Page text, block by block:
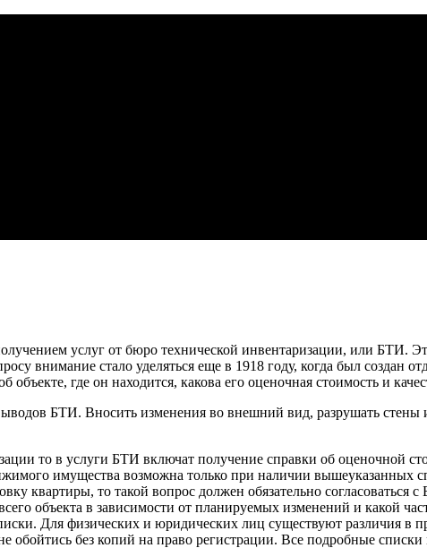
услуг от бюро технической инвентаризации, или БТИ.
внимание стало уделяться еще в 1918 году, когда был создан
где он находится, какова его оценочная стоимость и
БТИ. Вносить изменения во внешний вид, разрушать
то в услуги БТИ включат получение справки об оценочной
имущества возможна только при наличии вышеуказанных
квартиры, то такой вопрос должен обязательно согласоваться
объекта в зависимости от планируемых изменений и какой
Для физических и юридических лиц существуют различия в
обойтись без копий на право регистрации. Все подробные